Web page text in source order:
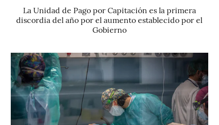
La Unidad de Pago por Capitación es la primera
discordia del año por el aumento establecido por el
Gobierno